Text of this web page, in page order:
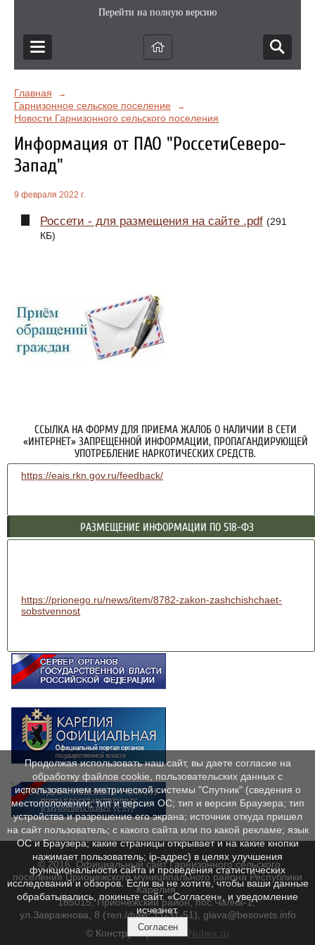
Перейти на полную версию
Главная →
Гарнизонное сельское поселение →
Новости Гарнизонного сельского поселения
Информация от ПАО "РоссетиСеверо-
Запад"
9 февраля 2022 г.
Россети - для размещения на сайте .pdf (291
КБ)
ССЫЛКА НА ФОРМУ ДЛЯ ПРИЕМА ЖАЛОБ О НАЛИЧИИ В СЕТИ
«ИНТЕРНЕТ» ЗАПРЕЩЕННОЙ ИНФОРМАЦИИ, ПРОПАГАНДИРУЮЩЕЙ
УПОТРЕБЛЕНИЕ НАРКОТИЧЕСКИХ СРЕДСТВ.
https://eais.rkn.gov.ru/feedback/
РАЗМЕЩЕНИЕ ИНФОРМАЦИИ ПО 518-ФЗ
https://prionego.ru/news/item/8782-zakon-zashchishchaet-
sobstvennost
© 2016. Официальный сайт Гарнизонного сельского
поселения Прионежского муниципального района Республики
Карелия.
185015, Прионежский район, пос.Чална-1,
ул.Завражнова, 8 (тел./факс 71-31-51), glava@besovets.info
© Конструктор сайтовNubex.ru
Продолжая использовать наш сайт, вы даете согласие на
обработку файлов cookie, пользовательских данных с
использованием метрической системы "Спутник" (сведения о
местоположении; тип и версия ОС; тип и версия Браузера; тип
устройства и разрешение его экрана; источник откуда пришел
на сайт пользователь; с какого сайта или по какой рекламе; язык
ОС и Браузера; какие страницы открывает и на какие кнопки
нажимает пользователь; ip-адрес) в целях улучшения
функциональности сайта и проведения статистических
исследований и обзоров. Если вы не хотите, чтобы ваши данные
обрабатывались, покиньте сайт. «Согласен», и уведомление
исчезнет.
Согласен